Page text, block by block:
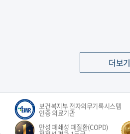
더보기
보건복지부 전자의무기록시스템
인증 의료기관
만성 폐쇄성 폐질환(COPD)